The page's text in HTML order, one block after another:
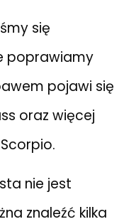
się
poprawiamy
pojawi się
oraz więcej
nie jest
znaleźć kilka